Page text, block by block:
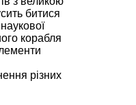
битися
корабля
різних